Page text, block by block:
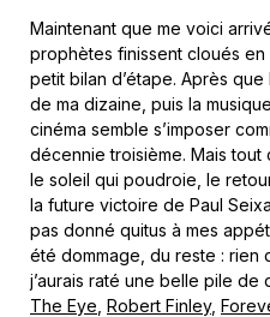
Maintenant que me voici
prophètes finissent cloués
petit bilan d’étape. Après
de ma dizaine, puis la
cinéma semble s’imposer
décennie troisième. Mais
le soleil qui poudroie, le
la future victoire de Paul
pas donné quitus à mes
été dommage, du reste : rien
j’aurais raté une belle pile de
The Eye Robert Finley,